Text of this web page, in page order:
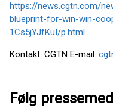
https://news.cgtn.com/
blueprint-for-win-win-
1Cs5jYJfKuI/p.html
Kontakt: CGTN E-mail:
Følg